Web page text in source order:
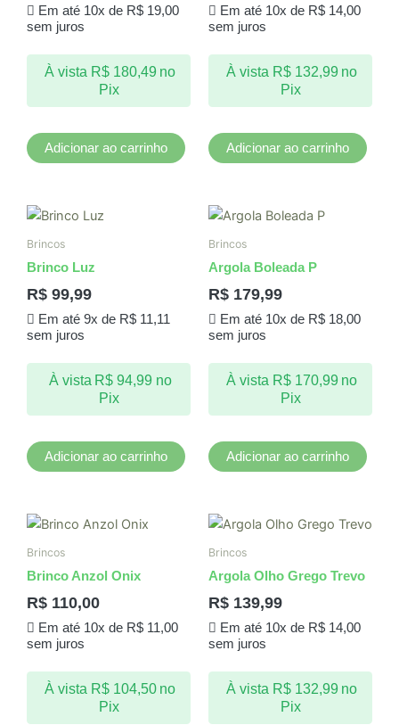
Em até 10x de R$19,00
sem juros
À vista R$180,49 no
Pix
Adicionar ao carrinho
Em até 10x de R$14,00
sem juros
À vista R$132,99 no
Pix
Adicionar ao carrinho
Brincos
Brinco Luz
R$ 99,99
Em até 9x de R$11,11
sem juros
À vista R$ 94,99 no
Pix
Adicionar ao carrinho
Brincos
Argola Boleada P
R$ 179,99
Em até 10x de R$18,00
sem juros
À vista R$170,99 no
Pix
Adicionar ao carrinho
Brincos
Brinco Anzol Onix
R$ 110,00
Em até 10x de R$11,00
sem juros
À vista R$104,50 no
Pix
Brincos
Argola Olho Grego Trevo
R$ 139,99
Em até 10x de R$14,00
sem juros
À vista R$132,99 no
Pix